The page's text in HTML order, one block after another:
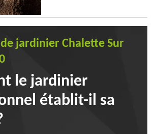
jardinier Chalette Sur
le jardinier
établit-il sa